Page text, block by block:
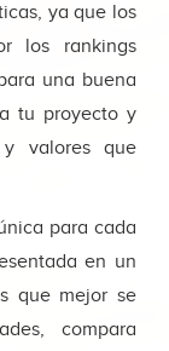
ya que los
los rankings
una buena
tu proyecto y
valores que
para cada
en un
que mejor se
compara